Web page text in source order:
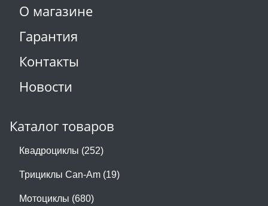
О магазине
Гарантия
Контакты
Новости
Каталог товаров
Квадроциклы (252)
Трициклы Can-Am (19)
Мотоциклы (680)